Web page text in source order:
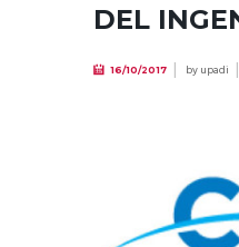
DEL
16/10/2017 byupadi